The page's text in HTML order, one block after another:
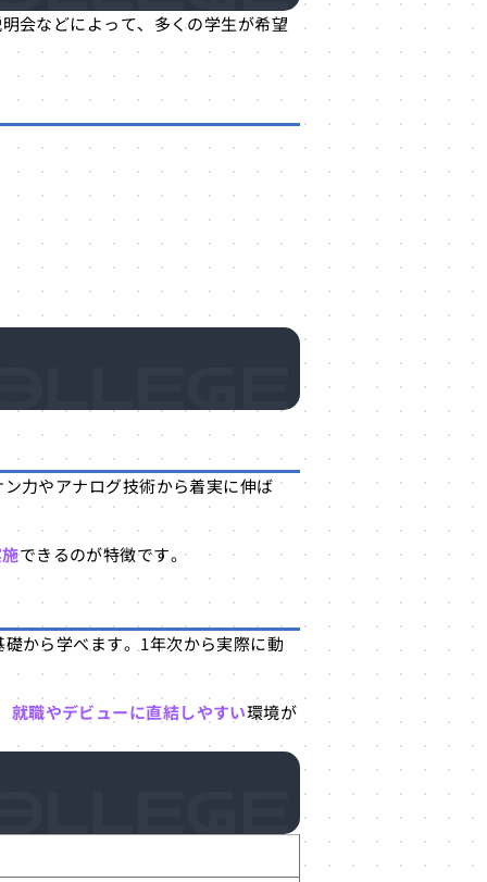
会などによって、多くの学生が希望
力やアナログ技術から着実に伸ば
できるのが特徴です。
から学べます。1年次から実際に動
就職やデビューに直結しやすい環境が